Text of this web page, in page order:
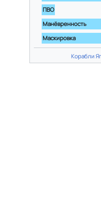
ПВО
Манёвренность
Маскировка
Корабли